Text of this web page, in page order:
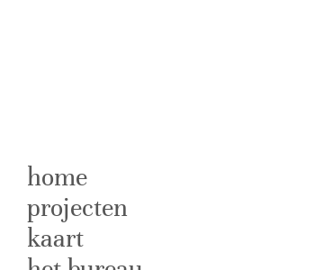
home
projecten
kaart